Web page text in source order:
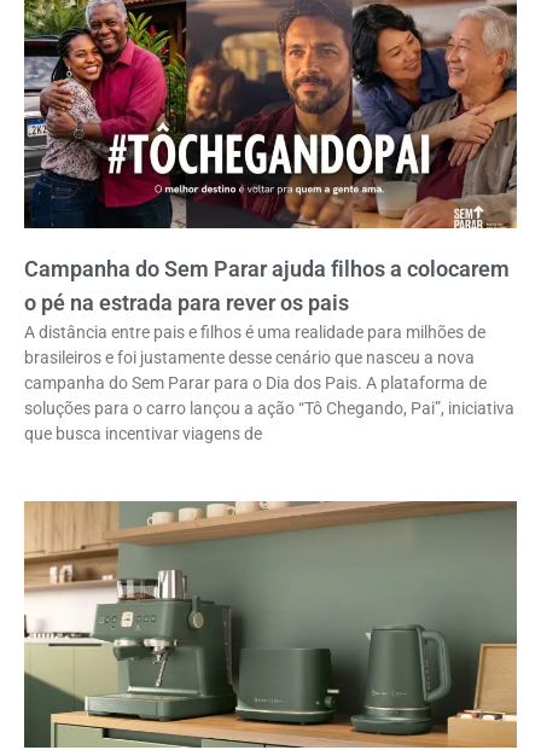
Campanha do Sem Parar ajuda filhos a colocarem
o pé na estrada para rever os pais
A distância entre pais e filhos é uma realidade para milhões de
brasileiros e foi justamente desse cenário que nasceu a nova
campanha do Sem Parar para o Dia dos Pais. A plataforma de
soluções para o carro lançou a ação “Tô Chegando, Pai”, iniciativa
que busca incentivar viagens de